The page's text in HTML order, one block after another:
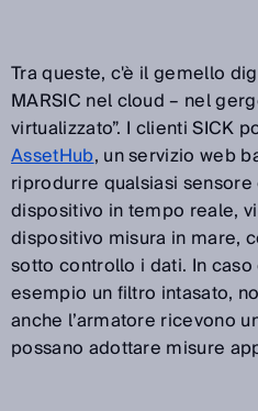
Tra queste, c'è il gemello
MARSIC nel cloud – nel
virtualizzato”. I clienti SICK
AssetHub, un servizio web
riprodurre qualsiasi
dispositivo in tempo reale,
dispositivo misura in mare,
sotto controllo i dati. In
esempio un filtro intasato,
anche l’armatore ricevono
possano adottare misure